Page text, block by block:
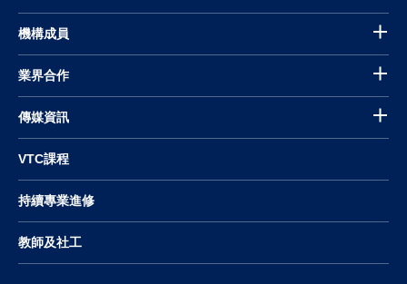
機構成員
業界合作
傳媒資訊
VTC課程
持續專業進修
教師及社工